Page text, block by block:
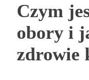
Czym
obory i
zdrowie